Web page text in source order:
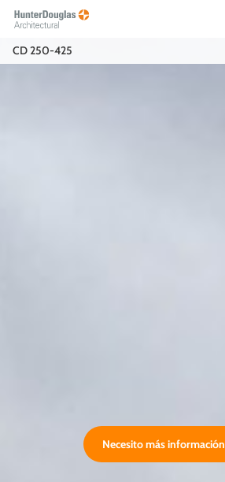
Skip
mainCD 250-425
Necesito más información